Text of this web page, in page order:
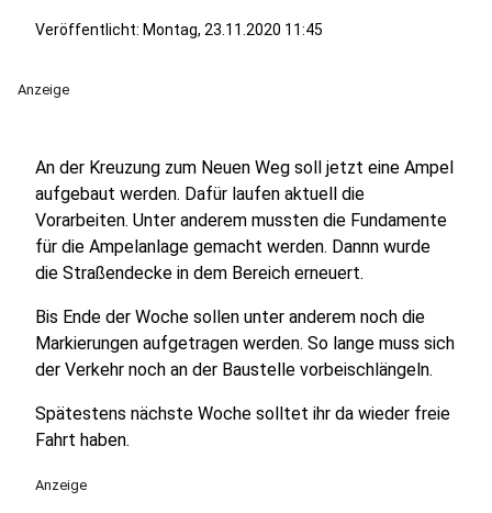
Veröffentlicht: Montag, 23.11.2020 11:45
Anzeige
An der Kreuzung zum Neuen Weg soll jetzt eine Ampel
aufgebaut werden. Dafür laufen aktuell die
Vorarbeiten. Unter anderem mussten die Fundamente
für die Ampelanlage gemacht werden. Dannn wurde
die Straßendecke in dem Bereich erneuert.
Bis Ende der Woche sollen unter anderem noch die
Markierungen aufgetragen werden. So lange muss sich
der Verkehr noch an der Baustelle vorbeischlängeln.
Spätestens nächste Woche solltet ihr da wieder freie
Fahrt haben.
Anzeige